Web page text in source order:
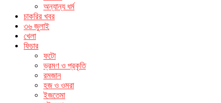
অন্যান্য ধর্ম
চাকরির খবর
৩৬ জুলাই
খেলা
ফিচার
ফটো
ভ্রমণ ও প্রকৃতি
রমজান
হজ ও ওমরা
ইজতেমা